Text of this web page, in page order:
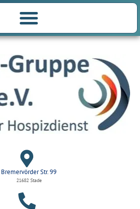
Bremervörder Str. 99
21682 Stade